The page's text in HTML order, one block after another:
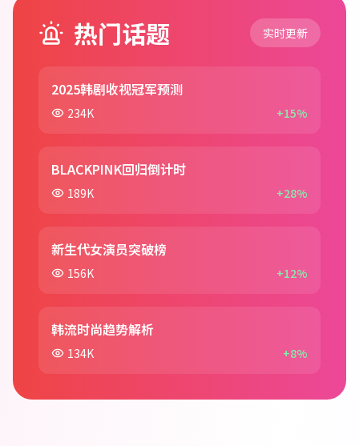
热门话题 实时更新
2025韩剧收视冠军预测
234K +15%
BLACKPINK回归倒计时
189K +28%
新生代女演员突破榜
156K +12%
韩流时尚趋势解析
134K +8%